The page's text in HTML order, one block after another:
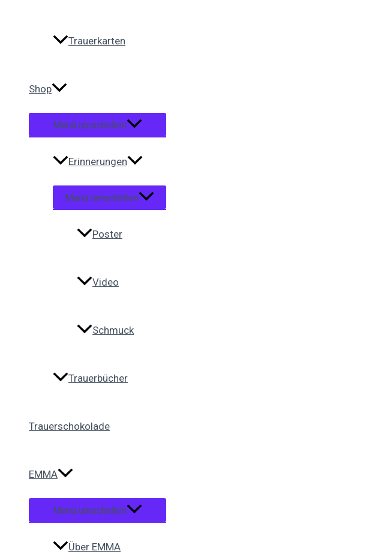
Trauerkarten
Shop
Menü umschalten
Erinnerungen
Menü umschalten
Poster
Video
Schmuck
Trauerbücher
Trauerschokolade
EMMA
Menü umschalten
Über EMMA